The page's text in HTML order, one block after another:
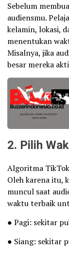
Sebelum
audiensmu.
kelamin, lokasi,
menentukan
Misalnya, jika
besar mereka
2. Pilih
Algoritma
Oleh karena itu,
muncul saat
waktu terbaik
● Pagi: sekitar
● Siang: sekitar